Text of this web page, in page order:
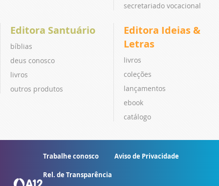
secretariado vocacional
Editora Santuário
bíblias
deus conosco
livros
outros produtos
Editora Ideias &
Letras
livros
coleções
lançamentos
ebook
catálogo
Trabalhe conosco Aviso de Privacidade
Rel. de Transparência